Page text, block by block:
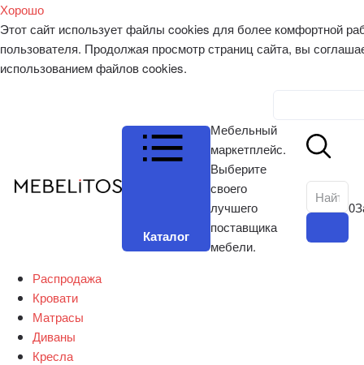
Хорошо
Этот сайт использует файлы cookies для более комфортной
пользователя. Продолжая просмотр страниц сайта, вы
использованием файлов cookies.
Каталог
Мебельный
маркетплейс.
Выберите
своего
лучшего
поставщика
мебели.
0
Распродажа
Кровати
Матрасы
Диваны
Кресла